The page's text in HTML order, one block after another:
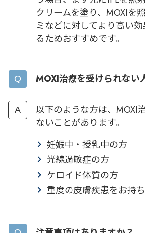
クリームを塗り、MOXIを
ミなどに対してより高い
るためおすすめです。
MOXI治療を受けられない
以下のような方は、MOXI
ないことがあります。
妊娠中・授乳中の方
光線過敏症の方
ケロイド体質の方
重度の皮膚疾患をお持